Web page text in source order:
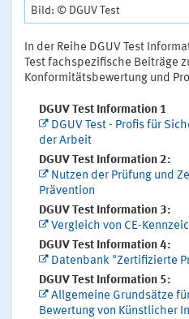
Bild: © DGUV Test
In der Reihe DGUV Test
Test fachspezifische Beiträge
Konformitätsbewertung und
DGUV Test Information 1
DGUV Test - Profis für
der Arbeit
DGUV Test Information 2:
Nutzen der Prüfung und
Prävention
DGUV Test Information 3:
Vergleich von CE-
DGUV Test Information 4:
Datenbank "Zertifizierte
DGUV Test Information 5:
Allgemeine Grundsätze
Bewertung von Künstlicher